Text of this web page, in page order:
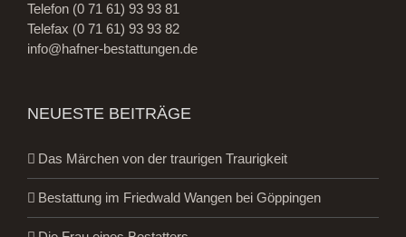
Telefon (0 71 61) 93 93 81
Telefax (0 71 61) 93 93 82
info@hafner-bestattungen.de
NEUESTE BEITRÄGE
Das Märchen von der traurigen Traurigkeit
Bestattung im Friedwald Wangen bei Göppingen